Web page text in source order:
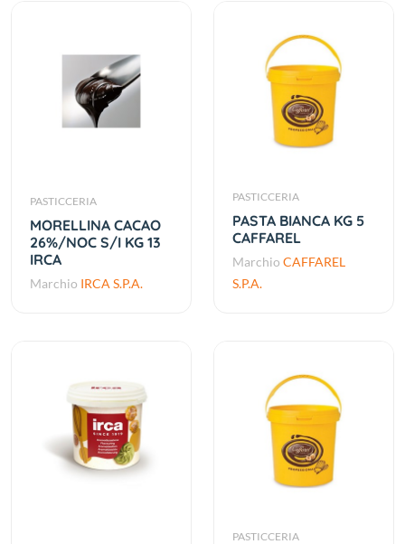
PASTICCERIA
MORELLINA CACAO
26%/NOC S/I KG 13
IRCA
Marchio IRCA S.P.A.
PASTICCERIA
PASTA BIANCA KG 5
CAFFAREL
Marchio CAFFAREL
S.P.A.
PASTICCERIA